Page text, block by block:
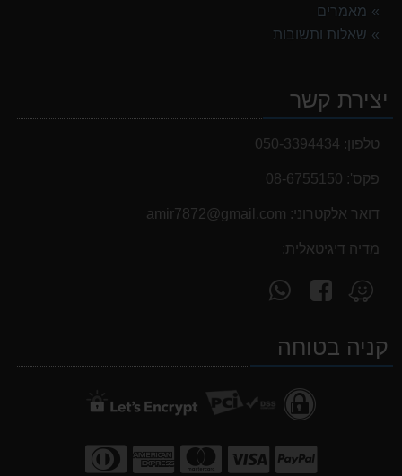
מאמרים
שאלות ותשובות
יצירת קשר
טלפון: 050-3394434
פקס': 08-6755150
דואר אלקטרוני: ‫amir7872@gmail.com‬
מדיה דיגיטאלית:
מצא
אותנו
Waze
עקוב
אחרינו
facebookקניה בטוחה